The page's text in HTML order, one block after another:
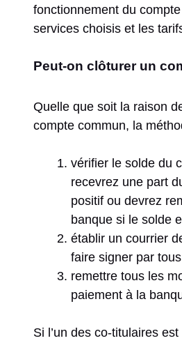
fonctionnement du
services choisis et les
Peut-on clôturer un
Quelle que soit la raison
compte commun, la
vérifier le solde du
recevrez une part
positif ou devrez
banque si le solde
établir un courrier
faire signer par
remettre tous les
paiement à la
Si l’un des co-titulaires